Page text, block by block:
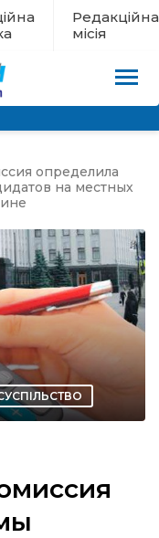
Редакційна
місія
определила
на местных